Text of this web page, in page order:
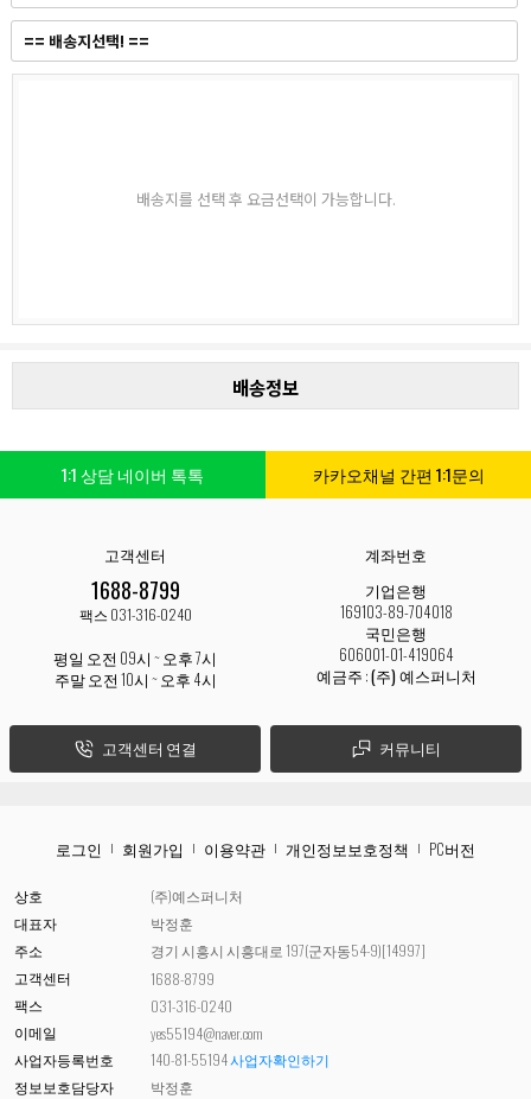
배송지를 선택 후 요금선택이 가능합니다.
배송정보
1:1 상담 네이버 톡톡 카카오채널 간편 1:1문의
고객센터
1688-8799
팩스 031-316-0240
평일 오전 09시 ~ 오후 7시
주말 오전 10시 ~ 오후 4시
고객센터 연결
계좌번호
기업은행
169103-89-704018
국민은행
606001-01-419064
예금주 :(주) 예스퍼니처
커뮤니티
로그인 회원가입 이용약관 개인정보보호정책 PC버전
상호
(주)예스퍼니처
대표자
박정훈
주소
경기 시흥시 시흥대로 197(군자동54-9)[14997]
고객센터
1688-8799
팩스
031-316-0240
이메일
yes55194@naver.com
사업자등록번호
140-81-55194사업자확인하기
정보보호담당자
박정훈